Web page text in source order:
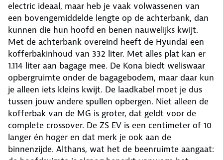
electric ideaal, maar heb je vaak volwassenen van
een bovengemiddelde lengte op de achterbank, dan
kunnen die hun hoofd en benen nauwelijks kwijt.
Met de achterbank overeind heeft de Hyundai een
kofferbakinhoud van 332 liter. Met alles plat kan er
1.114 liter aan bagage mee. De Kona biedt weliswaar
opbergruimte onder de bagagebodem, maar daar kun
je alleen iets kleins kwijt. De laadkabel moet je dus
tussen jouw andere spullen opbergen. Niet alleen de
kofferbak van de MG is groter, dat geldt voor de
complete crossover. De ZS EV is een centimeter of 10
langer én hoger en dat merk je ook aan de
binnenzijde. Althans, wat het de beenruimte aangaat: